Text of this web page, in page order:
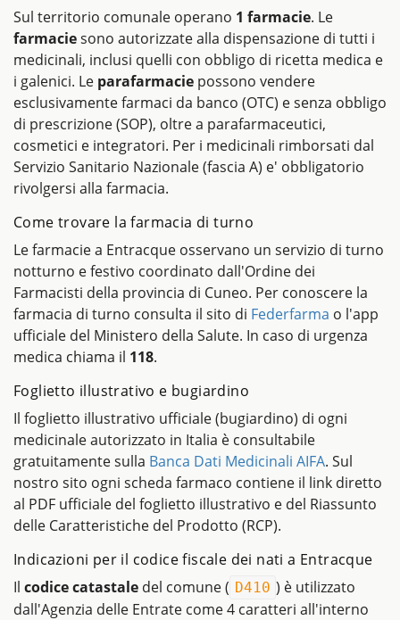
Sul territorio comunale operano 1 farmacie. Le
farmaciesono autorizzate alla dispensazione di tutti i
medicinali, inclusi quelli con obbligo di ricetta medica e
i galenici. Le parafarmacie possono vendere
esclusivamente farmaci da banco (OTC) e senza obbligo
di prescrizione (SOP), oltre a parafarmaceutici,
cosmetici e integratori. Per i medicinali rimborsati dal
Servizio Sanitario Nazionale (fascia A) e' obbligatorio
rivolgersi alla farmacia.
Come trovare la farmacia di turno
Le farmacie a Entracque osservano un servizio di turno
notturno e festivo coordinato dall'Ordine dei
Farmacisti della provincia di Cuneo. Per conoscere la
farmacia di turno consulta il sito di Federfarma o l'app
ufficiale del Ministero della Salute. In caso di urgenza
medica chiama il 118.
Foglietto illustrativo e bugiardino
Il foglietto illustrativo ufficiale (bugiardino) di ogni
medicinale autorizzato in Italia è consultabile
gratuitamente sulla Banca Dati Medicinali AIFA. Sul
nostro sito ogni scheda farmaco contiene il link diretto
al PDF ufficiale del foglietto illustrativo e del Riassunto
delle Caratteristiche del Prodotto (RCP).
Indicazioni per il codice fiscale dei nati a Entracque
Il codice catastale del comune ( D410 ) è utilizzato
dall'Agenzia delle Entrate come 4 caratteri all'interno